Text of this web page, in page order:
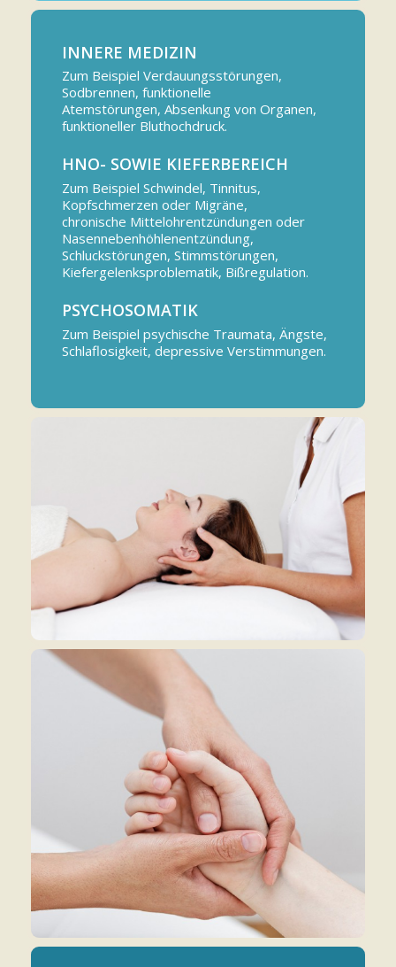
INNERE MEDIZIN
Zum Beispiel Verdauungsstörungen,
Sodbrennen, funktionelle
Atemstörungen, Absenkung von Organen,
funktioneller Bluthochdruck.
HNO- SOWIE KIEFERBEREICH
Zum Beispiel Schwindel, Tinnitus,
Kopfschmerzen oder Migräne,
chronische Mittelohrentzündungen oder
Nasennebenhöhlenentzündung,
Schluckstörungen, Stimmstörungen,
Kiefergelenksproblematik, Bißregulation.
PSYCHOSOMATIK
Zum Beispiel psychische Traumata, Ängste,
Schlaflosigkeit, depressive Verstimmungen.